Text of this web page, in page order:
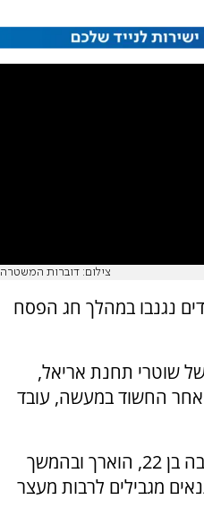
צילום: דוברות המשטרה
נגנבו במהלך חג הפסח
שוטרי תחנת אריאל,
החשוד במעשה, עובד
מעצרו של החשוד, תושב טייבה בן 22, הוארך ובהמשך
מגבילים לרבות מעצר